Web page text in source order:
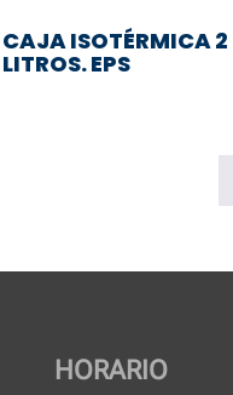
CAJA ISOTÉRMICA 2
LITROS. EPS
HORARIO